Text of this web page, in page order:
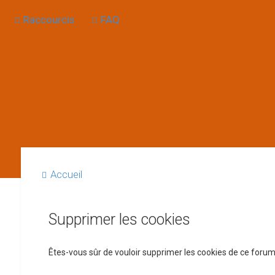
Raccourcis FAQ
Accueil
Supprimer les cookies
Êtes-vous sûr de vouloir supprimer les cookies de ce